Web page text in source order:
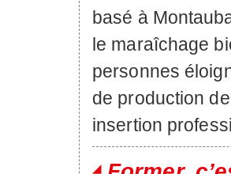
basé à
le maraîchage
personnes
de production
insertion